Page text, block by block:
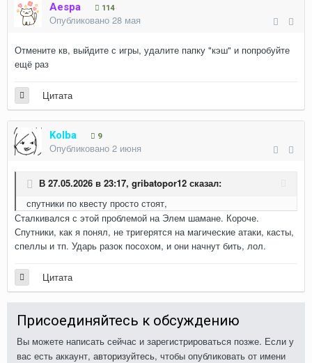
Aespa 114
Опубликовано 28 мая
Отмените кв, выйдите с игры, удалите папку "кэш" и попробуйте
ещё раз
Цитата
Kolba 9
Опубликовано 2 июня
В 27.05.2026 в 23:17, gribatopor12 сказал:
спутники по квесту просто стоят,
Сталкивался с этой проблемой на Элем шамане. Короче.
Спутники, как я понял, не тригерятся на магические атаки, касты,
спеллы и тп. Ударь разок посохом, и они начнут бить, лол.
Цитата
Присоединяйтесь к обсуждению
Вы можете написать сейчас и зарегистрироваться позже. Если у
вас есть аккаунт, авторизуйтесь, чтобы опубликовать от имени